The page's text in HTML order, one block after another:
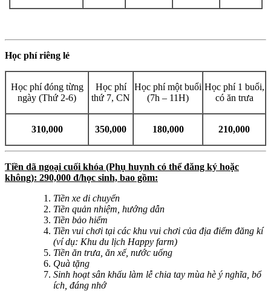
Học phí riêng lẻ
Học phí đóng từng
ngày (Thứ 2-6)
Học phí
thứ 7, CN
Học phí một buổi
(7h – 11H)
Học phí 1 buổi,
có ăn trưa
310,000 350,000 180,000 210,000
Tiền dã ngoại cuối khóa (Phụ huynh có thể đăng ký hoặc
không): 290,000 đ/học sinh, bao gồm:
Tiền xe di chuyển
Tiền quản nhiệm, hướng dẫn
Tiền bảo hiểm
Tiền vui chơi tại các khu vui chơi của địa điểm đăng kí
(ví dụ: Khu du lịch Happy farm)
Tiền ăn trưa, ăn xế, nước uống
Quà tặng
Sinh hoạt sân khấu làm lễ chia tay mùa hè ý nghĩa, bổ
ích, đáng nhớ